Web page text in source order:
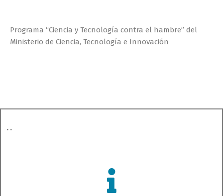
Programa “Ciencia y Tecnología contra el hambre” del
Ministerio de Ciencia, Tecnología e Innovación
..